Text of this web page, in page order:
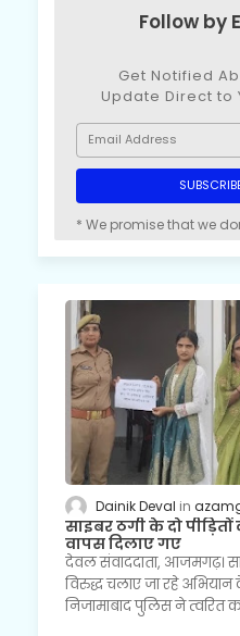
Follow by
Get Notified
Update Direct to
* We promise that we
Dainik Deval
साइबर ठगी के दो
वापस दिलाए गए
देवल संवाददाता, आजमगढ़।
विरुद्ध चलाए जा रहे अभियान
निजामाबाद पुलिस ने त्वरित